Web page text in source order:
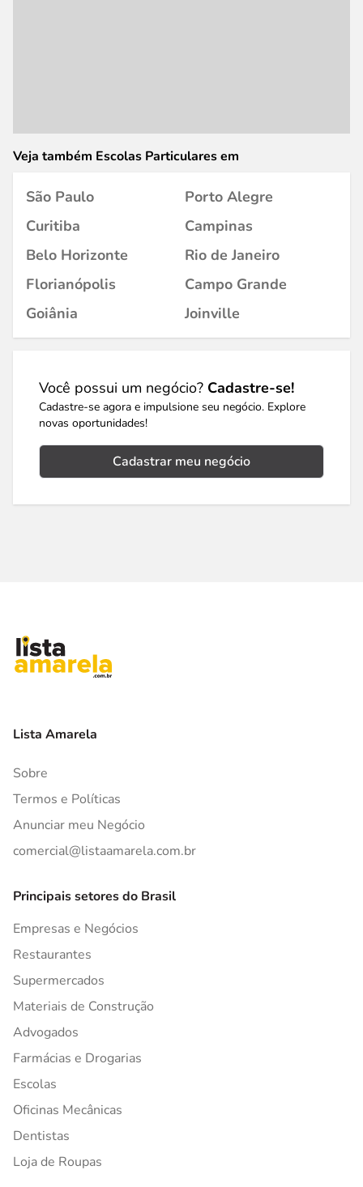
Veja também Escolas Particulares em
São Paulo
Porto Alegre
Curitiba
Campinas
Belo Horizonte
Rio de Janeiro
Florianópolis
Campo Grande
Goiânia
Joinville
Você possui um negócio? Cadastre-se!
Cadastre-se agora e impulsione seu negócio. Explore
novas oportunidades!
Cadastrar meu negócio
Lista Amarela
Sobre
Termos e Políticas
Anunciar meu Negócio
comercial@listaamarela.com.br
Principais setores do Brasil
Empresas e Negócios
Restaurantes
Supermercados
Materiais de Construção
Advogados
Farmácias e Drogarias
Escolas
Oficinas Mecânicas
Dentistas
Loja de Roupas